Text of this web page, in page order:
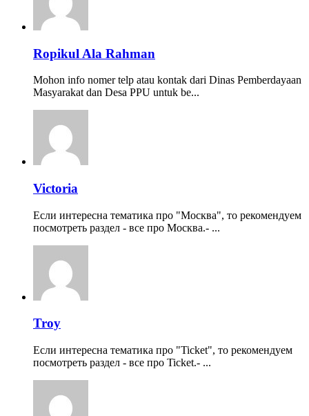
Ropikul Ala Rahman
Mohon info nomer telp atau kontak dari Dinas Pemberdayaan
Masyarakat dan Desa PPU untuk be...
Victoria
Если интересна тематика про "Москва", то рекомендуем
посмотреть раздел - все про Москва.- ...
Troy
Если интересна тематика про "Ticket", то рекомендуем
посмотреть раздел - все про Ticket.- ...